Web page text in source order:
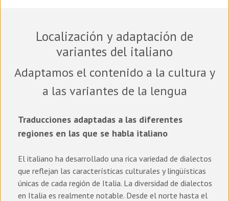
Localización y adaptación de
variantes del italiano
Adaptamos el contenido a la cultura y
a las variantes de la lengua
Traducciones adaptadas a las diferentes
regiones en las que se habla italiano
El italiano ha desarrollado una rica variedad de dialectos
que reflejan las características culturales y lingüísticas
únicas de cada región de Italia. La diversidad de dialectos
en Italia es realmente notable. Desde el norte hasta el